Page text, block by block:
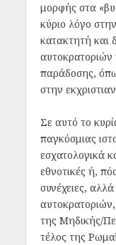
μορφής στα
κύριο λόγο
κατακτητή και
αυτοκρατοριών
παράδοσης,
στην
Σε αυτό το
παγκόσμιας
εσχατολογικά
εθνοτικές ή,
συνέχειες,
της Μηδικής/
τέλος της